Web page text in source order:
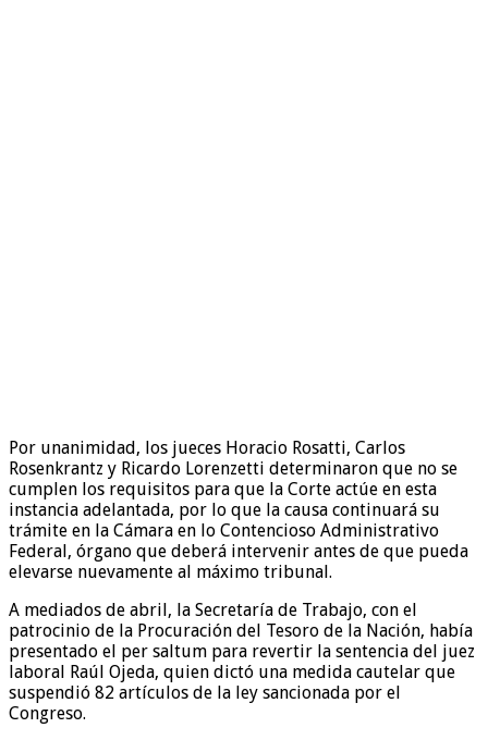
Por unanimidad, los jueces Horacio Rosatti, Carlos
Rosenkrantz y Ricardo Lorenzetti determinaron que no se
cumplen los requisitos para que la Corte actúe en esta
instancia adelantada, por lo que la causa continuará su
trámite en la Cámara en lo Contencioso Administrativo
Federal, órgano que deberá intervenir antes de que pueda
elevarse nuevamente al máximo tribunal.
A mediados de abril, la Secretaría de Trabajo, con el
patrocinio de la Procuración del Tesoro de la Nación, había
presentado el per saltum para revertir la sentencia del juez
laboral Raúl Ojeda, quien dictó una medida cautelar que
suspendió 82 artículos de la ley sancionada por el
Congreso.